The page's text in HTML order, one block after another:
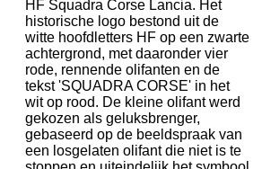
HF Squadra Corse Lancia. Het
historische logo bestond uit de
witte hoofdletters HF op een zwarte
achtergrond, met daaronder vier
rode, rennende olifanten en de
tekst 'SQUADRA CORSE' in het
wit op rood. De kleine olifant werd
gekozen als geluksbrenger,
gebaseerd op de beeldspraak van
een losgelaten olifant die niet is te